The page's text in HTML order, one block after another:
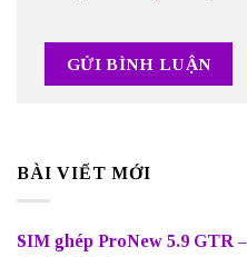
BÀI VIẾT MỚI
SIM ghép ProNew 5.9 GTR